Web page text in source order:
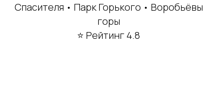
Спасителя • Парк Горького • Воробьёвы
горы
⭐ Рейтинг 4.8